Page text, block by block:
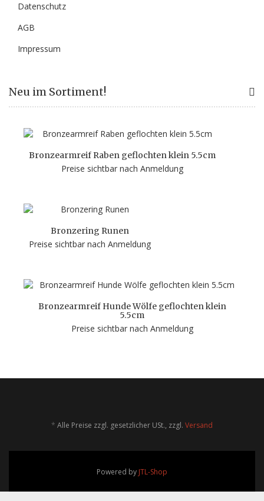
Datenschutz
AGB
Impressum
Neu im Sortiment!
Bronzearmreif Raben geflochten klein 5.5cm
Preise sichtbar nach Anmeldung
Bronzering Runen
Preise sichtbar nach Anmeldung
Bronzearmreif Hunde Wölfe geflochten klein
5.5cm
Preise sichtbar nach Anmeldung
* Alle Preise zzgl. gesetzlicher USt., zzgl. Versand
Powered by JTL-Shop